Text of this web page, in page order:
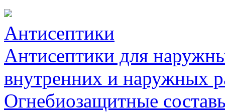
Антисептики
Антисептики для
внутренних и наружных
Огнебиозащитные